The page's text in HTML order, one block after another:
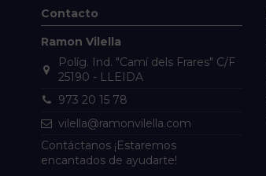
Contacto
Ramon Vilella
Políg. Ind. "Camí dels Frares" C/F
25190 - LLEIDA
973 20 15 78
vilella@ramonvilella.com
Contáctanos ¡Estaremos
encantados de ayudarte!